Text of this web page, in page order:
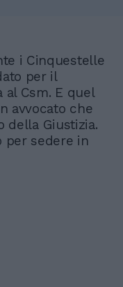
i Cinquestelle
per il
Csm. E quel
avvocato che
della Giustizia.
per sedere in